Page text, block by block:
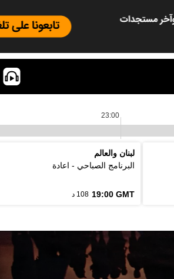
23:00
لبنان والعالم
البرنامج الصباحي - اعادة
19:00 GMT 108 د